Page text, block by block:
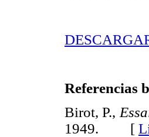
Referencias
Birot, P.,
1949. [